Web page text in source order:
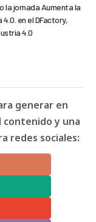
la jornada Aumenta la
en el DFactory,
4.0
generar en
contenido y una
redes sociales: